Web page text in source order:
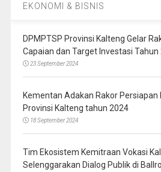
EKONOMI & BISNIS
DPMPTSP Provinsi Kalteng Gelar
Capaian dan Target Investasi Tahun
23 September 2024
Kementan Adakan Rakor Persiapan
Provinsi Kalteng tahun 2024
18 September 2024
Tim Ekosistem Kemitraan Vokasi
Selenggarakan Dialog Publik di